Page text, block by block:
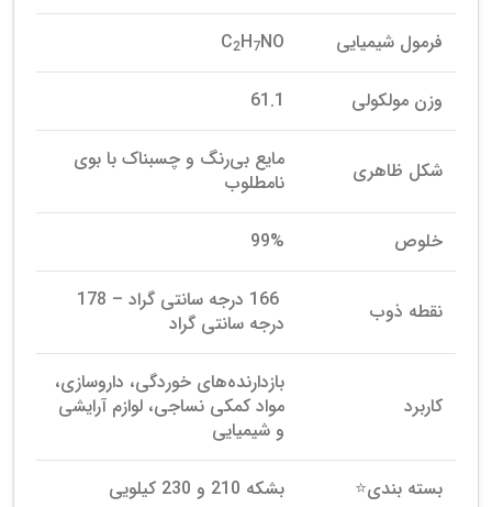
فرمول شیمیایی C2H7NO
وزن مولکولی 61.1
شکل ظاهری
مایع بی‌رنگ و چسبناک با بوی
نامطلوب
خلوص 99%
نقطه ذوب
166 درجه سانتی گراد – 178
درجه سانتی گراد
کاربرد
بازدارنده‌های خوردگی، داروسازی،
مواد کمکی نساجی، لوازم آرایشی
و شیمیایی
بسته بندی⭐ بشکه 210 و 230 کیلویی